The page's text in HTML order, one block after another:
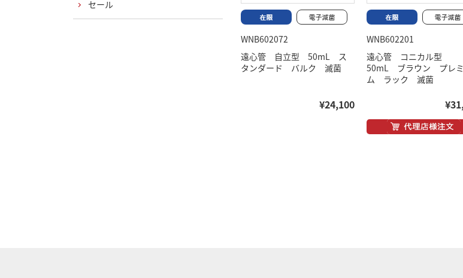
WNB602072
遠心管 自立型 50mL ス
タンダード バルク 滅菌
¥24,100
WNB602201
遠心管 コニカル型
50mL ブラウン プレ
ム ラック 滅菌
セール